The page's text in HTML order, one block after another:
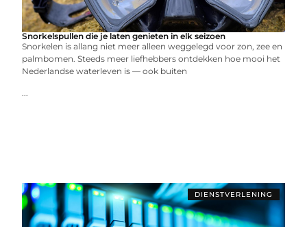
Snorkelspullen die je laten genieten in elk seizoen
Snorkelen is allang niet meer alleen weggelegd voor zon, zee en
palmbomen. Steeds meer liefhebbers ontdekken hoe mooi het
Nederlandse waterleven is — ook buiten
...
DIENSTVERLENING